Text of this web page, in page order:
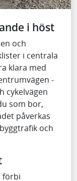
i höst
och
i centrala
klara med
-
cykelvägen
som bor,
påverkas
och
förbi